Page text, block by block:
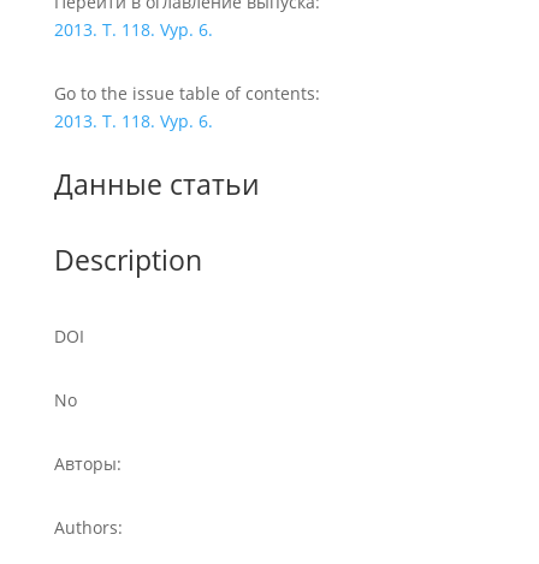
2013. T. 118. Vyp. 6.
Go to the issue table of contents:
2013. T. 118. Vyp. 6.
Данные статьи
Description
DOI
No
Авторы:
Authors: